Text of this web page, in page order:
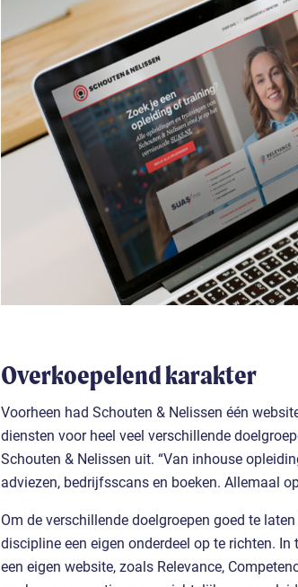
Overkoepelend karakter
Voorheen had Schouten & Nelissen één
diensten voor heel veel verschillende
Schouten & Nelissen uit. “Van inhouse
adviezen, bedrijfsscans en boeken. Allemaal
Om de verschillende doelgroepen goed te
discipline een eigen onderdeel op te richten.
een eigen website, zoals Relevance,